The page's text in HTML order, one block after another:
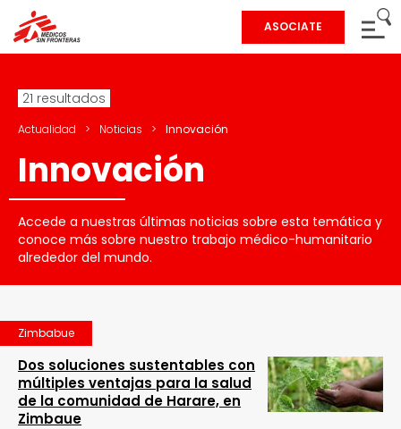
ASOCIATE
21 resultados
Actualidad > Noticias > Innovación
Innovación
Accede a nuestras últimas noticias sobre esta temática y
conoce más sobre nuestro trabajo médico-humanitario
alrededor del mundo.
Zimbabue
Dos soluciones sustentables con
múltiples ventajas para la salud
de la comunidad de Harare, en
Zimbaue